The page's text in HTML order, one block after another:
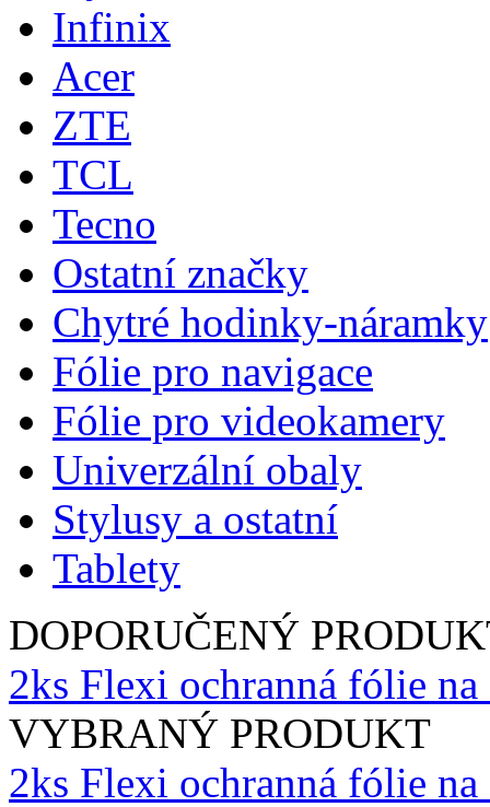
Infinix
Acer
ZTE
TCL
Tecno
Ostatní značky
Chytré hodinky-náramky
Fólie pro navigace
Fólie pro videokamery
Univerzální obaly
Stylusy a ostatní
Tablety
DOPORUČENÝ
2ks Flexi ochranná fólie
VYBRANÝ PRODUKT
2ks Flexi ochranná fólie